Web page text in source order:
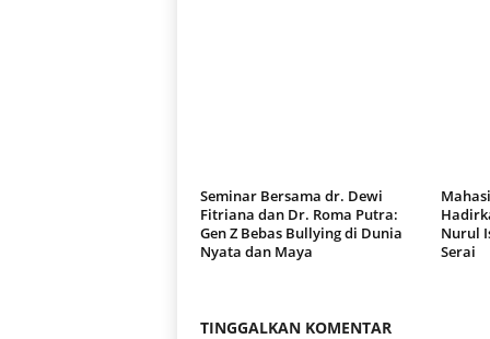
Seminar Bersama dr. Dewi
Fitriana dan Dr. Roma Putra:
Gen Z Bebas Bullying di Dunia
Nyata dan Maya
Nurul
Serai
TINGGALKAN KOMENTAR